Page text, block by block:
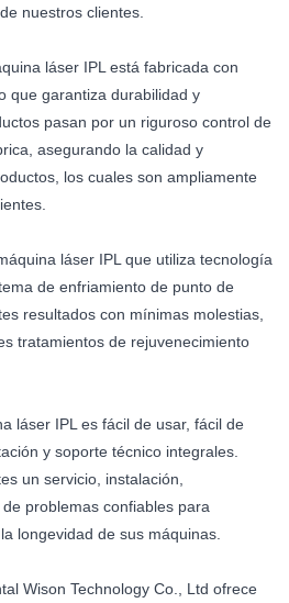
nuestros clientes.
láser IPL está fabricada con
que garantiza durabilidad y
pasan por un riguroso control de
asegurando la calidad y
los cuales son ampliamente
láser IPL que utiliza tecnología
de enfriamiento de punto de
resultados con mínimas molestias,
tratamientos de rejuvenecimiento
láser IPL es fácil de usar, fácil de
y soporte técnico integrales.
un servicio, instalación,
problemas confiables para
longevidad de sus máquinas.
Wison Technology Co., Ltd ofrece